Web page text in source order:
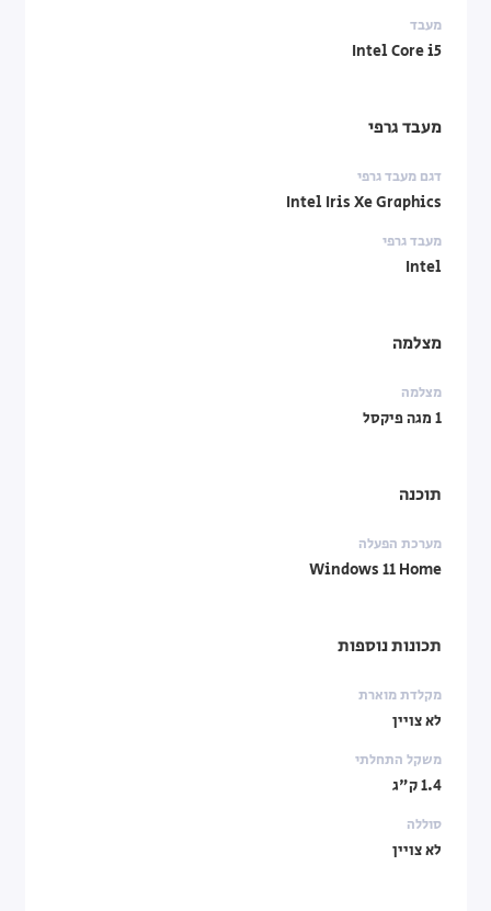
מעבד
Intel Core i5
מעבד גרפי
דגם מעבד גרפי
Intel Iris Xe Graphics
מעבד גרפי
Intel
מצלמה
מצלמה
1 מגה פיקסל
תוכנה
מערכת הפעלה
Windows 11 Home
תכונות נוספות
מקלדת מוארת
לא צויין
משקל התחלתי
1.4 ק"ג
סוללה
לא צויין